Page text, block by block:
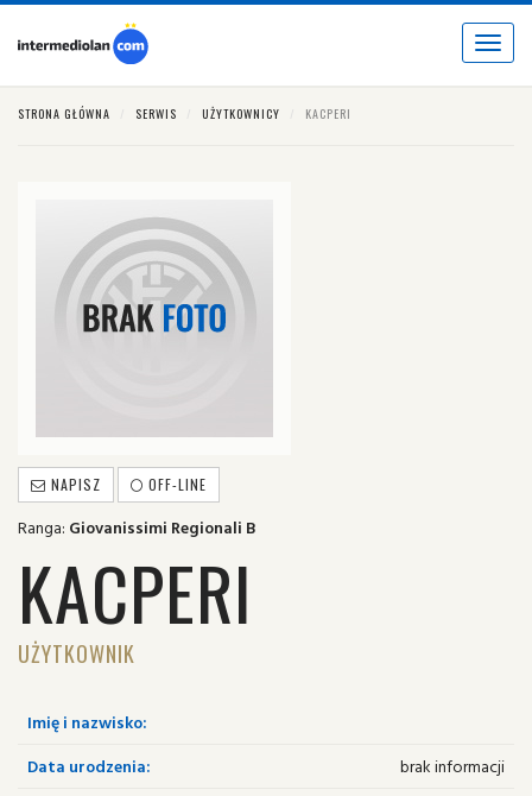
Toggle
STRONA GŁÓWNA SERWIS UŻYTKOWNICY KACPERI
NAPISZ OFF-LINE
Ranga: Giovanissimi Regionali B
KACPERI
UŻYTKOWNIK
Imię i nazwisko:
Data urodzenia:
brak informacji